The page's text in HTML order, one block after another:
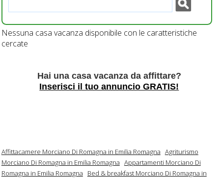
Nessuna casa vacanza disponibile con le caratteristiche
cercate
Hai una casa vacanza da affittare?
Inserisci il tuo annuncio GRATIS!
Affittacamere Morciano Di Romagna in Emilia Romagna Agriturismo
Morciano Di Romagna in Emilia Romagna Appartamenti Morciano Di
Romagna in Emilia Romagna
Bed & breakfast Morciano Di Romagna in